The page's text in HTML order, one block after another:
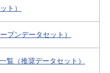
ト）
プンデータセット）
覧（推奨データセット）